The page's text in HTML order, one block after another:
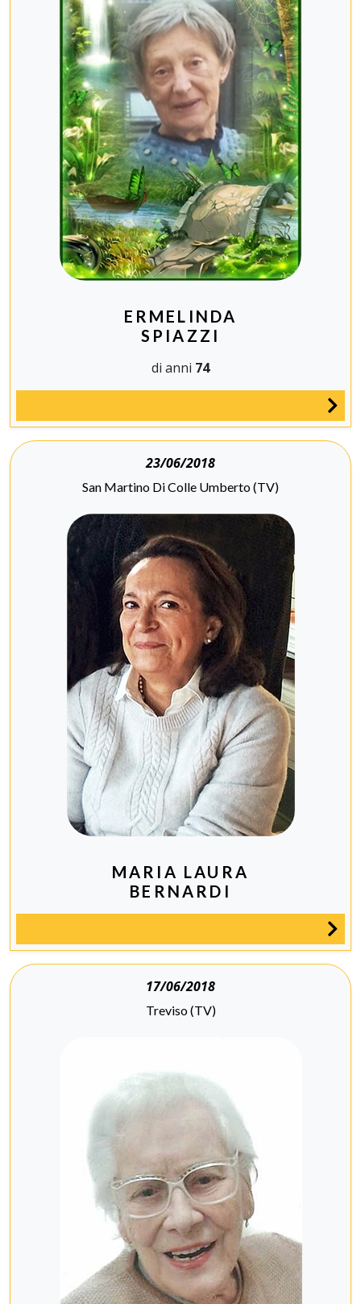
ERMELINDA
SPIAZZI
di anni 74
23/06/2018
San Martino Di Colle Umberto (TV)
MARIA LAURA
BERNARDI
17/06/2018
Treviso (TV)